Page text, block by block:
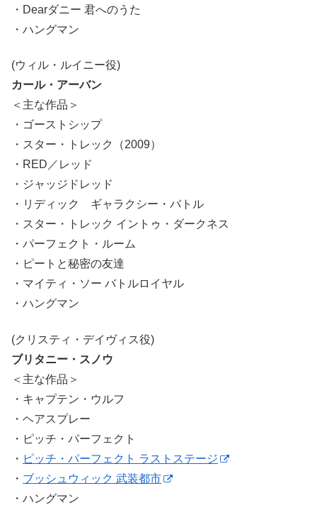
・Dearダニー 君へのうた
・ハングマン
(ウィル・ルイニー役)
カール・アーバン
＜主な作品＞
・ゴーストシップ
・スター・トレック（2009）
・RED／レッド
・ジャッジドレッド
・リディック ギャラクシー・バトル
・スター・トレック イントゥ・ダークネス
・パーフェクト・ルーム
・ピートと秘密の友達
・マイティ・ソー バトルロイヤル
・ハングマン
(クリスティ・デイヴィス役)
ブリタニー・スノウ
＜主な作品＞
・キャプテン・ウルフ
・ヘアスプレー
・ピッチ・パーフェクト
・ ピッチ・パーフェクト ラストステージ
・ ブッシュウィック 武装都市
・ハングマン